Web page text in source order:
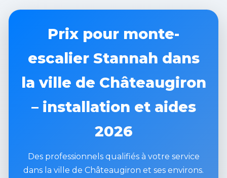
Prix pour monte-
escalier Stannah dans
la ville de Châteaugiron
– installation et aides
2026
Des professionnels qualifiés à votre service
dans la ville de Châteaugiron et ses environs.